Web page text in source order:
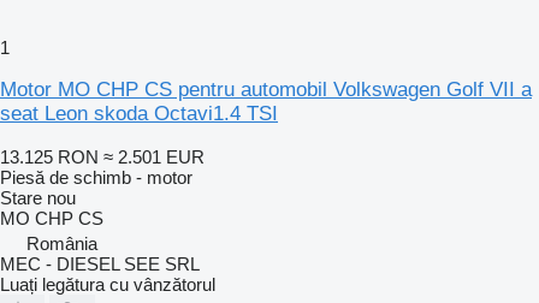
1
Motor MO CHP CS pentru automobil Volkswagen Golf VII a
seat Leon skoda Octavi1.4 TSI
13.125 RON ≈ 2.501 EUR
Piesă de schimb - motor
Stare nou
MO CHP CS
România
MEC - DIESEL SEE SRL
Luați legătura cu vânzătorul